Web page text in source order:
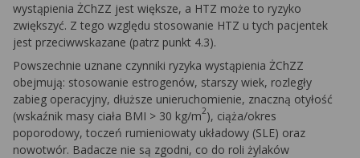
wystąpienia ŻChZZ jest większe, a HTZ może to ryzyko
zwiększyć. Z tego względu stosowanie HTZ u tych pacjentek
jest przeciwwskazane (patrz punkt 4.3).
Powszechnie uznane czynniki ryzyka wystąpienia ŻChZZ
obejmują: stosowanie estrogenów, starszy wiek, rozległy
zabieg operacyjny, dłuższe unieruchomienie, znaczną otyłość
(wskaźnik masy ciała BMI > 30 kg/m2), ciąża/okres
poporodowy, toczeń rumieniowaty układowy (SLE) oraz
nowotwór. Badacze nie są zgodni, co do roli żylaków